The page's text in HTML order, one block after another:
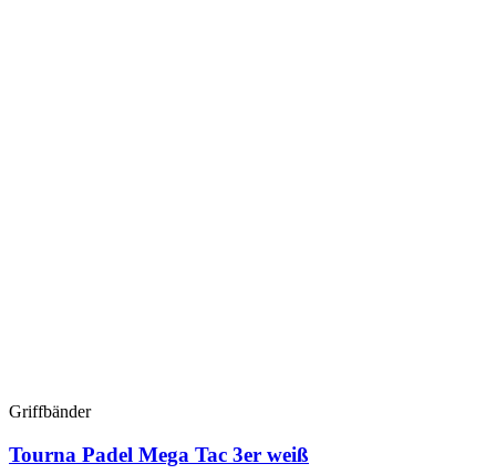
Griffbänder
Tourna Padel Mega Tac 3er weiß